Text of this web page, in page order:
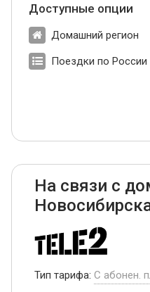
Доступные опции
Домашний регион
Поездки по России
На связи с
Тип тарифа: С абонен.